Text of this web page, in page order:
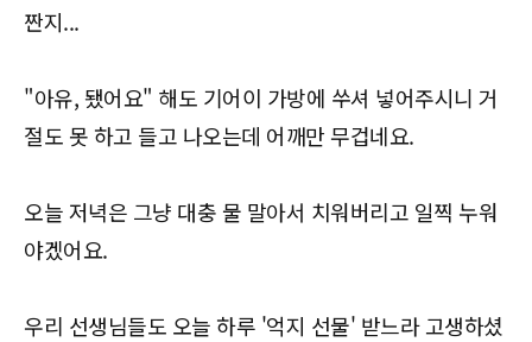
짠지...
"아유, 됐어요" 해도 기어이 가방에 쑤셔 넣어주시니 거
절도 못 하고 들고 나오는데 어깨만 무겁네요.
오늘 저녁은 그냥 대충 물 말아서 치워버리고 일찍 누워
야겠어요.
우리 선생님들도 오늘 하루 '억지 선물' 받느라 고생하셨